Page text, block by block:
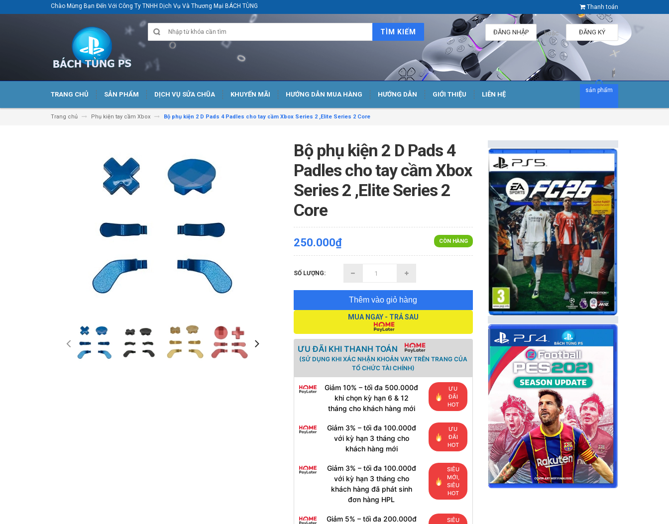
Chào Mừng Bạn Đến Với Công Ty TNHH Dịch Vụ Và Thương Mại BÁCH TÙNG Thanh toán
TÌM KIẾM ĐĂNG KÝ
hoặc
ĐĂNG NHẬP
TRANG CHỦ SẢN PHẨM DỊCH VỤ SỬA CHŨA KHUYẾN MÃI HƯỚNG DẪN MUA HÀNG HƯỚNG DẪN GIỚI THIỆU LIÊN HỆ
sản phẩm
Trang chủ Phụ kiện tay cầm Xbox Bộ phụ kiện 2 D Pads 4 Padles cho tay cầm Xbox Series 2 ,Elite Series 2 Core
Bộ phụ kiện 2 D Pads 4
Padles cho tay cầm Xbox
Series 2 ,Elite Series 2
Core
CÒN HÀNG
250.000₫
SỐ LƯỢNG:
Thêm vào giỏ hàng
MUA NGAY - TRẢ SAU
ƯU ĐÃI KHI THANH TOÁN
(SỬ DỤNG KHI XÁC NHẬN KHOẢN VAY TRÊN TRANG CỦA
TỔ CHỨC TÀI CHÍNH)
Giảm 10% – tối đa 500.000đ
khi chọn kỳ hạn 6 & 12
tháng cho khách hàng mới
ƯU
ĐÃI
HOT
Giảm 3% – tối đa 100.000đ
với kỳ hạn 3 tháng cho
khách hàng mới
ƯU
ĐÃI
HOT
Giảm 3% – tối đa 100.000đ
với kỳ hạn 3 tháng cho
khách hàng đã phát sinh
đơn hàng HPL
SIÊU
MỚI,
SIÊU
HOT
Giảm 5% – tối đa 200.000đ
SIÊU